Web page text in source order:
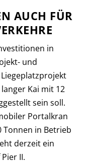
AUCH FÜR S
in
und
Kai mit 12
sein soll.
Portalkran
Tonnen in Betrieb
derzeit ein
II.